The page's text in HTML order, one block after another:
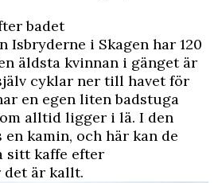
badet
Isbryderne i Skagen har 120
äldsta kvinnan i gänget är
cyklar ner till havet för
en egen liten badstuga
alltid ligger i lä. I den
kamin, och här kan de
sitt kaffe efter
det är kallt.